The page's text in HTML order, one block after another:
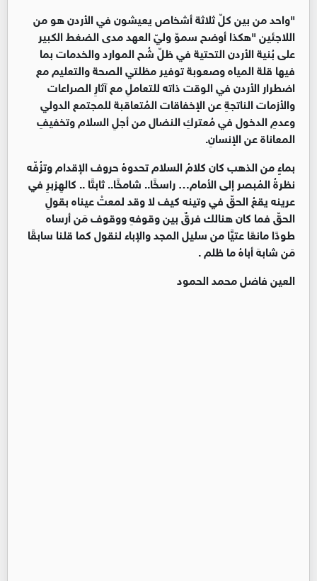
"واحد من بين كلّ ثلاثة أشخاص يعيشون في الأردن هو من
اللاجئين "هكذا أوضح سموّ وليّ العهد مدى الضغط الكبير
على بُنية الأردن التحتية في ظلّ شُح الموارد والخدمات بما
فيها قلة المياه وصعوبة توفير مظلتي الصحة والتعليم مع
اضطرار الأردن في الوقت ذاته للتعاملِ مع آثارِ الصراعات
والأزمات الناتجةِ عن الإخفاقات المُتعاقبة للمجتمع الدولي
وعدمِ الدخول في مُعتركِ النضال من أجلِ السلام وتخفيفِ
المعاناة عن الإنسانِ.
بماءٍ من الذهب كان كلامُ السلام تحدوهُ حروف الإقدام وتزُفّه
نظرةُ المُبصر إلى الأمام… راسخًا.. شامخًا.. ثابتًا .. كالهِزبرِ في
عرينه يقعُ الحقّ في وتينه كيف لا وقد لمعتْ عيناه بقولِ
الحقّ فما كان هنالك فرقٌ بين وقوفهِ ووقوف مَن أرساه
طودًا مانعًا عتيًّا من سليل المجد والإباء لنقول كما قلنا سابقًا
مَن شابهَ أباهُ ما ظلم .
العين فاضل محمد الحمود